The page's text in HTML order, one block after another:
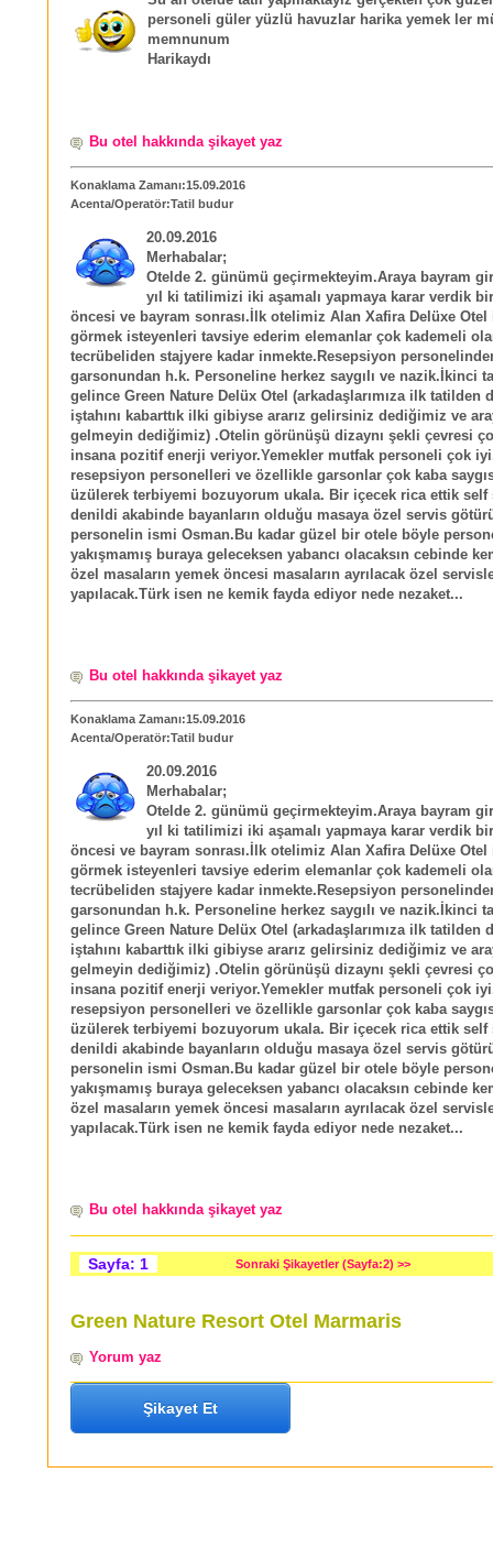
personeli güler yüzlü havuzlar harika yemek ler
memnunum
Harikaydı
Bu otel hakkında şikayet yaz
Konaklama Zamanı:15.09.2016
Acenta/Operatör:Tatil budur
20.09.2016
Merhabalar;
Otelde 2. günümü geçirmekteyim.Araya bayram
yıl ki tatilimizi iki aşamalı yapmaya karar verdik
öncesi ve bayram sonrası.İlk otelimiz Alan Xafira Delüxe
görmek isteyenleri tavsiye ederim elemanlar çok kademeli
tecrübeliden stajyere kadar inmekte.Resepsiyon
garsonundan h.k. Personeline herkez saygılı ve nazik.İkinci
gelince Green Nature Delüx Otel (arkadaşlarımıza ilk tatilden
iştahını kabarttık ilki gibiyse ararız gelirsiniz dediğimiz ve
gelmeyin dediğimiz) .Otelin görünüşü dizaynı şekli çevresi
insana pozitif enerji veriyor.Yemekler mutfak personeli çok
resepsiyon personelleri ve özellikle garsonlar çok kaba
üzülerek terbiyemi bozuyorum ukala. Bir içecek rica ettik self
denildi akabinde bayanların olduğu masaya özel servis
personelin ismi Osman.Bu kadar güzel bir otele böyle
yakışmamış buraya geleceksen yabancı olacaksın cebinde
özel masaların yemek öncesi masaların ayrılacak özel
yapılacak.Türk isen ne kemik fayda ediyor nede nezaket...
Bu otel hakkında şikayet yaz
Konaklama Zamanı:15.09.2016
Acenta/Operatör:Tatil budur
20.09.2016
Merhabalar;
Otelde 2. günümü geçirmekteyim.Araya bayram
yıl ki tatilimizi iki aşamalı yapmaya karar verdik
öncesi ve bayram sonrası.İlk otelimiz Alan Xafira Delüxe
görmek isteyenleri tavsiye ederim elemanlar çok kademeli
tecrübeliden stajyere kadar inmekte.Resepsiyon
garsonundan h.k. Personeline herkez saygılı ve nazik.İkinci
gelince Green Nature Delüx Otel (arkadaşlarımıza ilk tatilden
iştahını kabarttık ilki gibiyse ararız gelirsiniz dediğimiz ve
gelmeyin dediğimiz) .Otelin görünüşü dizaynı şekli çevresi
insana pozitif enerji veriyor.Yemekler mutfak personeli çok
resepsiyon personelleri ve özellikle garsonlar çok kaba
üzülerek terbiyemi bozuyorum ukala. Bir içecek rica ettik self
denildi akabinde bayanların olduğu masaya özel servis
personelin ismi Osman.Bu kadar güzel bir otele böyle
yakışmamış buraya geleceksen yabancı olacaksın cebinde
özel masaların yemek öncesi masaların ayrılacak özel
yapılacak.Türk isen ne kemik fayda ediyor nede nezaket...
Bu otel hakkında şikayet yaz
Sayfa: 1 Sonraki Şikayetler (Sayfa:2) >>
Green Nature Resort Otel Marmaris
Yorum yaz
Şikayet Et